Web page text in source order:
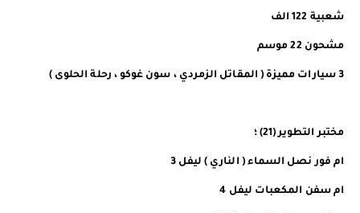
شعبية 122 الف
مشحون 22 موسم
3 سيارات مميزة ( المقاتل الزمردي ، سون غوكو ، رحلة الحلوى )
مختبر التطوير (21) ؛
ام فور نصل السماء ( الناري ) ليفل 3
ام سفن المكعبات ليفل 4